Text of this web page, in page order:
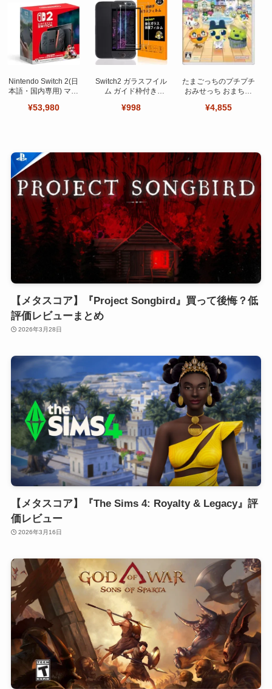
Nintendo Switch 2(日
本語・国内専用) マリ
ット
¥53,980
Switch2 ガラスフイル
ム ガイド枠付き
ット 日本旭硝子製-高
¥998
たまごっちのプチプチ
おみせっち おまちど
¥4,855
【メタスコア】『Project Songbird』買って後悔？低
評価レビューまとめ
2026年3月28日
【メタスコア】『The Sims 4: Royalty & Legacy』評
価レビュー
2026年3月16日